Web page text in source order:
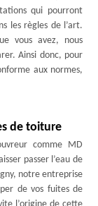
qui pourront
les règles de l’art.
vous avez, nous
Ainsi donc, pour
aux normes,
de toiture
comme MD
passer l’eau de
notre entreprise
de vos fuites de